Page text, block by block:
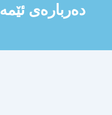
دەربارەی ئێمە